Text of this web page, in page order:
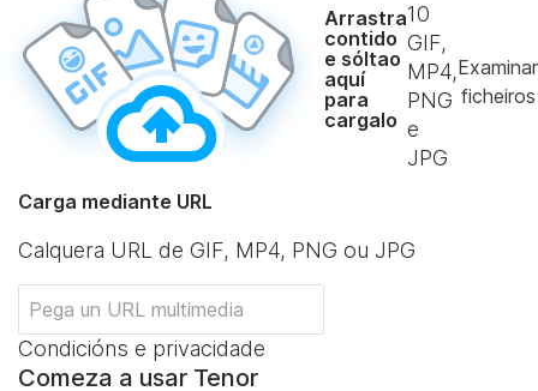
Arrastra
contido
e sóltao
aquí
para
cargalo
10
GIF,
MP4,
PNG
e
JPG
Examinar
ficheiros
Carga mediante URL
Calquera URL de GIF, MP4, PNG ou JPG
Condicións e privacidade
Comeza a usar Tenor